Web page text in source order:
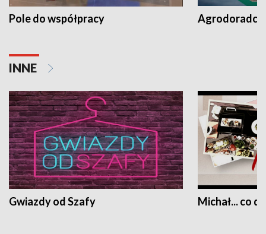
Pole do współpracy Agrodoradcy
INNE
Gwiazdy od Szafy Michał... co